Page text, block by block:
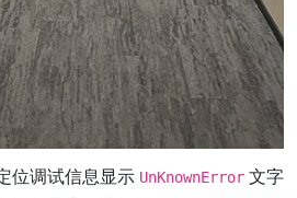
位调试信息显示 UnKnownError 文字